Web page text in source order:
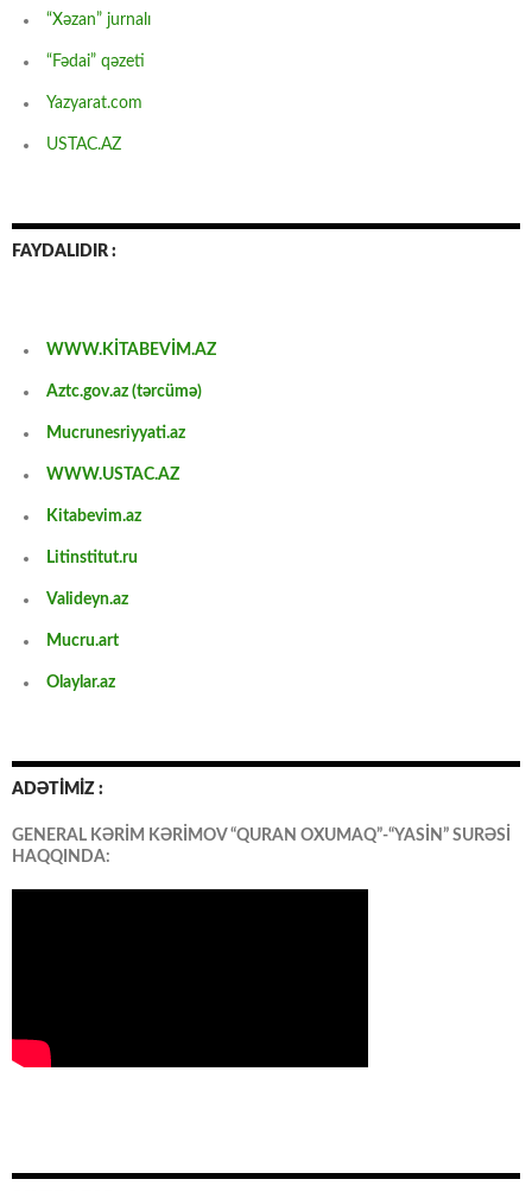
“Xəzan” jurnalı
“Fədai” qəzeti
Yazyarat.com
USTAC.AZ
FAYDALIDIR :
WWW.KİTABEVİM.AZ
Aztc.gov.az (tərcümə)
Mucrunesriyyati.az
WWW.USTAC.AZ
Kitabevim.az
Litinstitut.ru
Valideyn.az
Mucru.art
Olaylar.az
ADƏTİMİZ :
GENERAL KƏRİM KƏRİMOV “QURAN OXUMAQ”-“YASİN” SURƏSİ
HAQQINDA: